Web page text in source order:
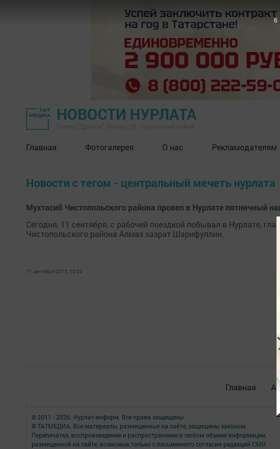
НОВОСТИ НУРЛАТА
Главная Фотогалерея О нас Рекламодателям
Новости с тегом - центральный мечеть нурлата
Мухтасиб Чистопольского района провел в Нурлате пятничный
Сегодня, 11 сентября, с рабочей поездкой побывал в Нурлате,
Чистопольского района Алмаз хазрат Шарифуллин.
11 сентября 2015, 10:20
Главная
© 2011 - 2026. Нурлат-⁠информ. Все права защищены.
© ТАТМЕДИА. Все материалы, размещенные на сайте, защищены законом.
Перепечатка, воспроизведение и распространение в любом объеме информации,
размещенной на сайте, возможна только с письменного согласия редакций СМИ.
6